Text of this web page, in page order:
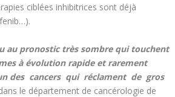
ciblées inhibitrices sont déjà
au pronostic très sombre qui touchent
à évolution rapide et rarement
un des cancers qui réclament de gros
le département de cancérologie de